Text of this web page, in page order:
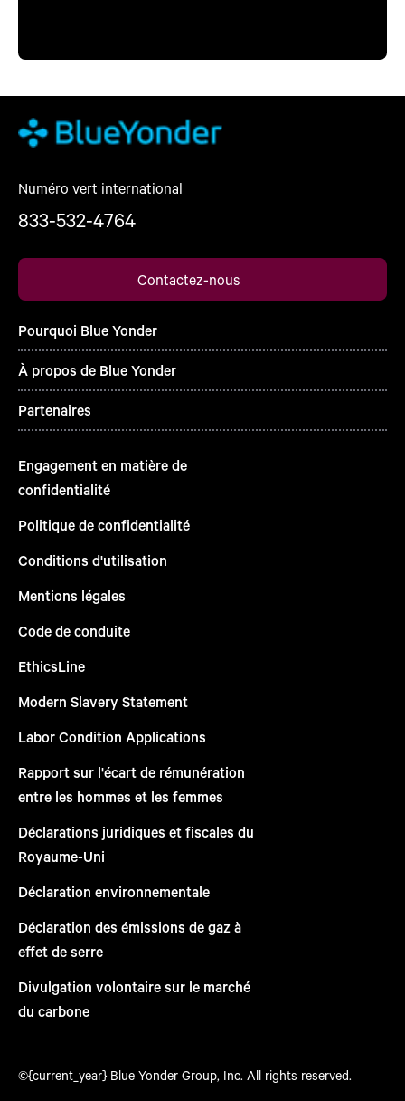
Numéro vert international
833-532-4764
Contactez-nous
Pourquoi Blue Yonder
À propos de Blue Yonder
Partenaires
Engagement en matière de
confidentialité
Politique de confidentialité
Conditions d'utilisation
Mentions légales
Code de conduite
EthicsLine
Modern Slavery Statement
Labor Condition Applications
Rapport sur l'écart de rémunération
entre les hommes et les femmes
Déclarations juridiques et fiscales du
Royaume-Uni
Déclaration environnementale
Déclaration des émissions de gaz à
effet de serre
Divulgation volontaire sur le marché
du carbone
©{current_year} Blue Yonder Group, Inc. All rights reserved.